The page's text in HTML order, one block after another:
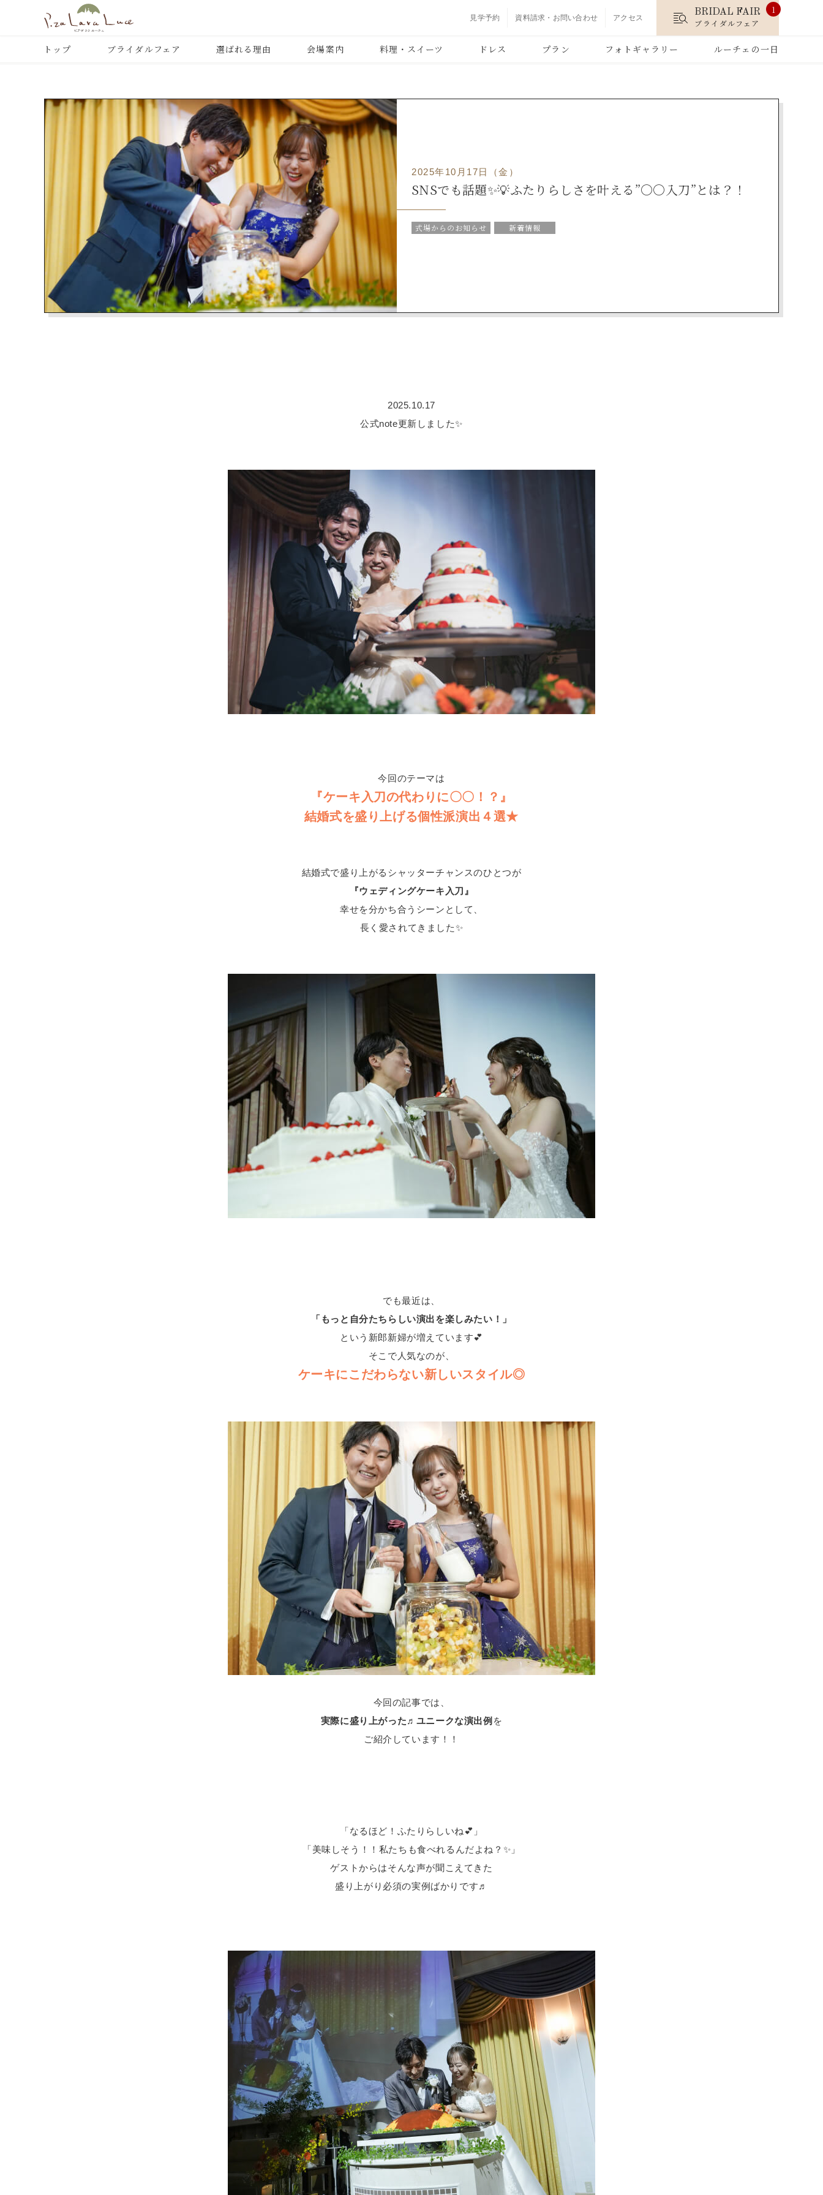
見学予約 資料請求・お問い合わせ アクセス
BRIDAL FAIR
ブライダルフェア
1
トップ ブライダルフェア 選ばれる理由 会場案内 料理・スイーツ ドレス プラン フォトギャラリー ルーチェの一日
2025年10月17日（金）
SNSでも話題✨💡ふたりらしさを叶える”〇〇入刀”とは？！
式場からのお知らせ 新着情報
2025.10.17
公式note更新しました✨
今回のテーマは
『ケーキ入刀の代わりに〇〇！？』
結婚式を盛り上げる個性派演出４選★
結婚式で盛り上がるシャッターチャンスのひとつが
『ウェディングケーキ入刀』
幸せを分かち合うシーンとして、
長く愛されてきました✨
でも最近は、
「もっと自分たちらしい演出を楽しみたい！」
という新郎新婦が増えています💕
そこで人気なのが、
ケーキにこだわらない新しいスタイル◎
今回の記事では、
実際に盛り上がった♬ユニークな演出例 を
ご紹介しています！！
「なるほど！ふたりらしいね💕」
「美味しそう！！私たちも食べれるんだよね？✨」
ゲストからはそんな声が聞こえてきた
盛り上がり必須の実例ばかりです♬